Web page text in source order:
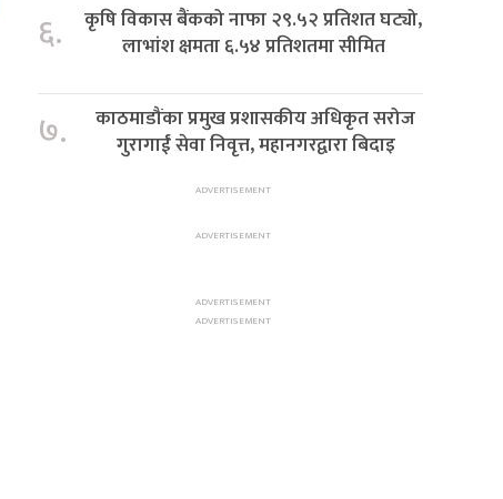
६.
कृषि विकास बैंकको नाफा २९.५२ प्रतिशत घट्यो,
लाभांश क्षमता ६.५४ प्रतिशतमा सीमित
७.
काठमाडौंका प्रमुख प्रशासकीय अधिकृत सरोज
गुरागाईं सेवा निवृत्त, महानगरद्वारा बिदाइ